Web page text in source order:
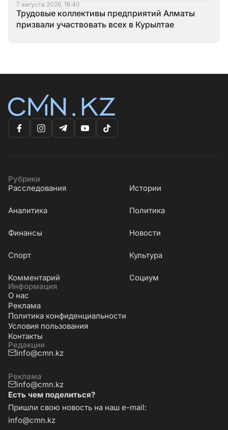
7 августа 2026, 16:40
Трудовые коллективы предприятий Алматы
призвали участвовать всех в Курылтае
Рубрики
Расследования
Истории
Аналитика Политика
Финансы Новости
Cпорт Культура
Комментарий
Социум
Информация
О нас
Реклама
Политика конфиденциальности
Условия пользования
Контакты
Редакции
info@cmn.kz
Реклама
info@cmn.kz
Есть чем поделиться?
Пришли свою новость на наш e-mail:
info@cmn.kz